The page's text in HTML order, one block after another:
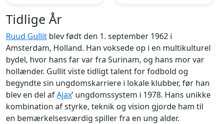
Tidlige År
Ruud Gullit blev født den 1. september 1962 i
Amsterdam, Holland. Han voksede op i en multikulturel
bydel, hvor hans far var fra Surinam, og hans mor var
hollænder. Gullit viste tidligt talent for fodbold og
begyndte sin ungdomskarriere i lokale klubber, før han
blev en del afAjax’ ungdomssystem i 1978. Hans unikke
kombination af styrke, teknik og vision gjorde ham til
en bemærkelsesværdig spiller fra en ung alder.